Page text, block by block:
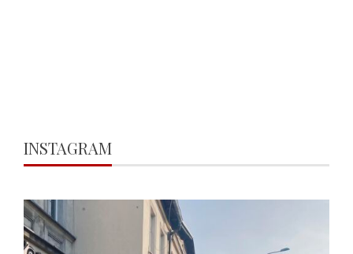
INSTAGRAM